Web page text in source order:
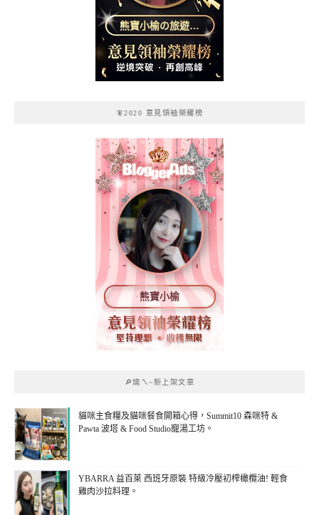
熊寶小榆の旅遊日
記
🧚2020 意見領袖榮耀榜
熊寶小榆
🔎燒ㄟ~新上架文章
貓咪主食糧及貓咪餐食開箱心得，Summit10 森咪特 &
Pawta 波塔 & Food Studio寵湯工坊。
YBARRA 益百萊 西班牙原裝 特級冷壓初榨橄欖油! 輕食
雞肉沙拉料理。